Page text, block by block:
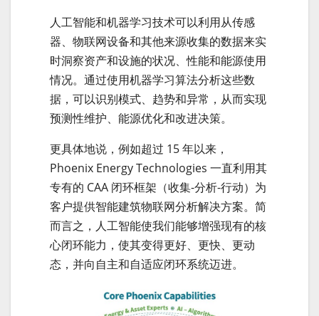
人工智能和机器学习技术可以利用从传感
器、物联网设备和其他来源收集的数据来实
时洞察资产和设施的状况、性能和能源使用
情况。通过使用机器学习算法分析这些数
据，可以识别模式、趋势和异常，从而实现
预测性维护、能源优化和改进决策。
更具体地说，例如超过 15 年以来，
Phoenix Energy Technologies 一直利用其
专有的 CAA 闭环框架（收集-分析-行动）为
客户提供智能建筑物联网分析解决方案。简
而言之，人工智能使我们能够增强现有的核
心闭环能力，使其变得更好、更快、更动
态，并向自主和自适应闭环系统迈进。